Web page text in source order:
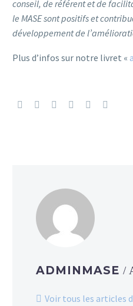
conseil, de référent et de
le MASE sont positifs et
développement de
Plus d’infos sur notre livret «
ADMINMASE /
Voir tous les articles